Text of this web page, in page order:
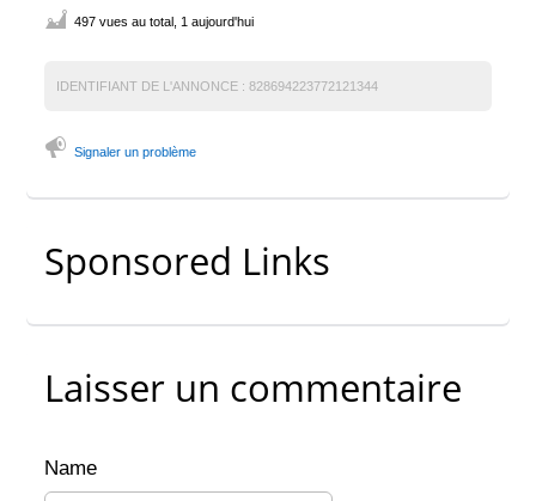
497 vues au total, 1 aujourd'hui
IDENTIFIANT DE L'ANNONCE : 828694223772121344
Signaler un problème
Sponsored Links
Laisser un commentaire
Name